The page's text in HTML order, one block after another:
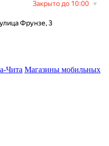
Чита Магазины мобильных